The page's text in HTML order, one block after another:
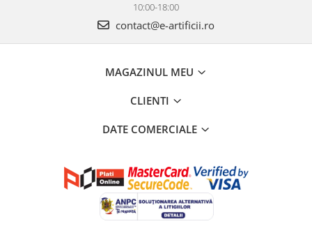
10:00-18:00
contact@e-artificii.ro
MAGAZINUL MEU
CLIENTI
DATE COMERCIALE